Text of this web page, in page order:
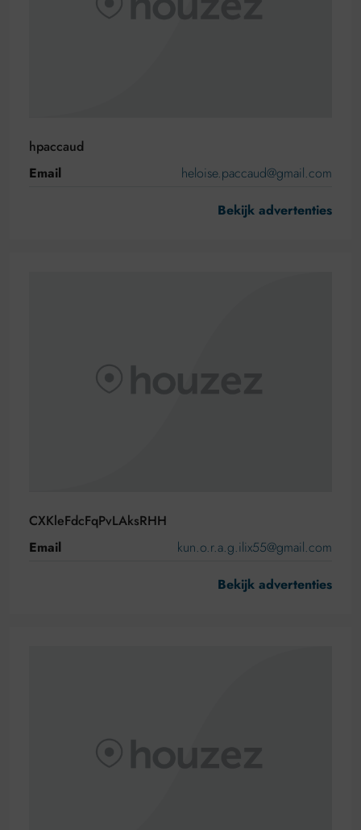
hpaccaud
Email
heloise.paccaud@gmail.com
Bekijk advertenties
CXKleFdcFqPvLAksRHH
Email
kun.o.r.a.g.ilix55@gmail.com
Bekijk advertenties